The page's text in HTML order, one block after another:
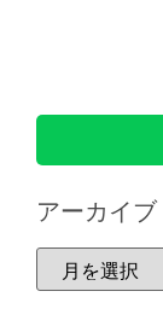
アーカイブ